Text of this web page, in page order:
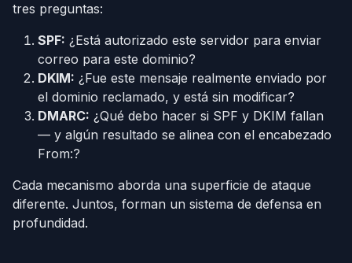
tres preguntas:
SPF: ¿Está autorizado este servidor para enviar
correo para este dominio?
DKIM: ¿Fue este mensaje realmente enviado por
el dominio reclamado, y está sin modificar?
DMARC: ¿Qué debo hacer si SPF y DKIM fallan
— y algún resultado se alinea con el encabezado
From:?
Cada mecanismo aborda una superficie de ataque
diferente. Juntos, forman un sistema de defensa en
profundidad.